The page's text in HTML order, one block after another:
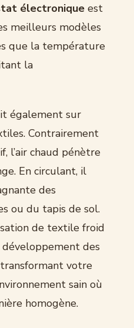
électronique est
meilleurs modèles
que la température
la
également sur
Contrairement
l’air chaud pénètre
En circulant, il
des
ou du tapis de sol.
de textile froid
des
votre
sain où
homogène.